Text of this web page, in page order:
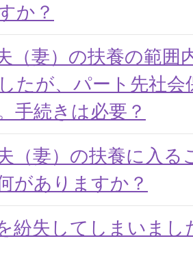
か？
（妻）の扶養の範
たが、パート先社
手続きは必要？
（妻）の扶養に入
がありますか？
紛失してしまいまし